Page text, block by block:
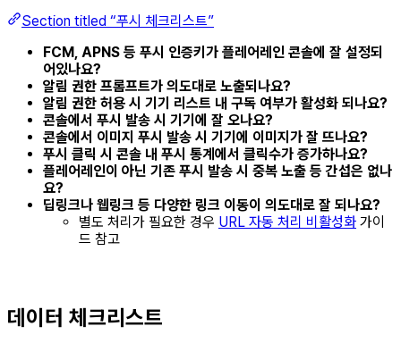
Section titled “푸시 체크리스트”
FCM, APNS 등 푸시 인증키가 플레어레인 콘솔에 잘 설정되
어있나요?
알림 권한 프롬프트가 의도대로 노출되나요?
알림 권한 허용 시 기기 리스트 내 구독 여부가 활성화 되나요?
콘솔에서 푸시 발송 시 기기에 잘 오나요?
콘솔에서 이미지 푸시 발송 시 기기에 이미지가 잘 뜨나요?
푸시 클릭 시 콘솔 내 푸시 통계에서 클릭수가 증가하나요?
플레어레인이 아닌 기존 푸시 발송 시 중복 노출 등 간섭은 없나
요?
딥링크나 웹링크 등 다양한 링크 이동이 의도대로 잘 되나요?
별도 처리가 필요한 경우 URL 자동 처리 비활성화 가이
드 참고
데이터 체크리스트